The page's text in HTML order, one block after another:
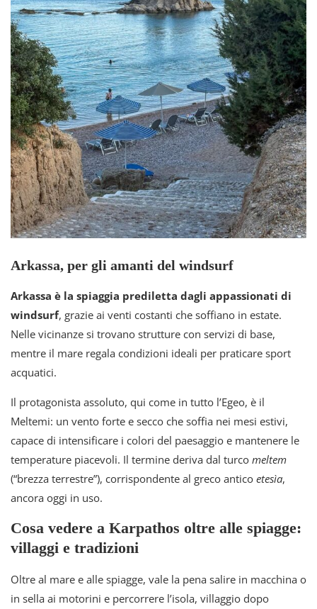
Arkassa, per gli amanti del windsurf
Arkassa è la spiaggia prediletta dagli appassionati di
windsurf, grazie ai venti costanti che soffiano in estate.
Nelle vicinanze si trovano strutture con servizi di base,
mentre il mare regala condizioni ideali per praticare sport
acquatici.
Il protagonista assoluto, qui come in tutto l’Egeo, è il
Meltemi: un vento forte e secco che soffia nei mesi estivi,
capace di intensificare i colori del paesaggio e mantenere le
temperature piacevoli. Il termine deriva dal turco meltem
(“brezza terrestre”), corrispondente al greco antico etesìa,
ancora oggi in uso.
Cosa vedere a Karpathos oltre alle spiagge:
villaggi e tradizioni
Oltre al mare e alle spiagge, vale la pena salire in macchina o
in sella ai motorini e percorrere l’isola, villaggio dopo